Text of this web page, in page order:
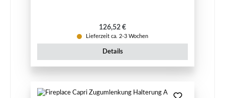
Regulärer Preis:
126,52 €
Lieferzeit ca. 2-3 Wochen
Details